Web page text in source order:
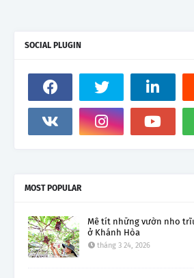
SOCIAL PLUGIN
MOST POPULAR
Mê tít những vườn nho
ở Khánh Hòa
tháng 3 24, 2026